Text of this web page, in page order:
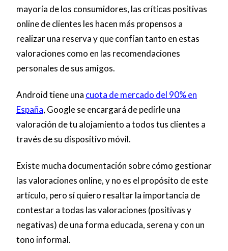
mayoría de los consumidores, las críticas positivas
online de clientes les hacen más propensos a
realizar una reserva y que confían tanto en estas
valoraciones como en las recomendaciones
personales de sus amigos.
Android tiene una cuota de mercado del 90% en
España, Google se encargará de pedirle una
valoración de tu alojamiento a todos tus clientes a
través de su dispositivo móvil.
Existe mucha documentación sobre cómo gestionar
las valoraciones online, y no es el propósito de este
artículo, pero sí quiero resaltar la importancia de
contestar a todas las valoraciones (positivas y
negativas) de una forma educada, serena y con un
tono informal.